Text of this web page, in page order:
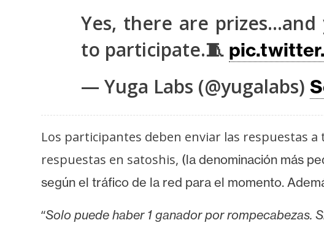
a
d
Yes, there are
to participate.🧵
— Yuga Labs (@yugalabs)
Los participantes deben enviar las respuestas a
respuestas en satoshis, (la denominación más
según el tráfico de la red para el momento.
“Solo puede haber 1 ganador por rompecabezas.